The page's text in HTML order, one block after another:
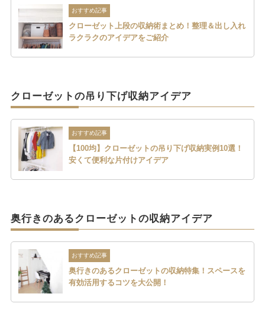
おすすめ記事
クローゼット上段の収納術まとめ！整理＆出し入れ
ラクラクのアイデアをご紹介
クローゼットの吊り下げ収納アイデア
おすすめ記事
【100均】クローゼットの吊り下げ収納実例10選！
安くて便利な片付けアイデア
奥行きのあるクローゼットの収納アイデア
おすすめ記事
奥行きのあるクローゼットの収納特集！スペースを
有効活用するコツを大公開！